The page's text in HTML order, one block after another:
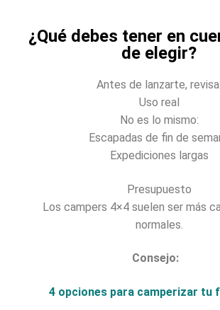
¿Qué debes tener en
de elegir?
Antes de lanzarte, revisa:
Uso real
No es lo mismo:
Escapadas de fin de
Expediciones largas
Presupuesto
Los campers 4×4 suelen ser más
normales.
Consejo:
4 opciones para camperizar tu